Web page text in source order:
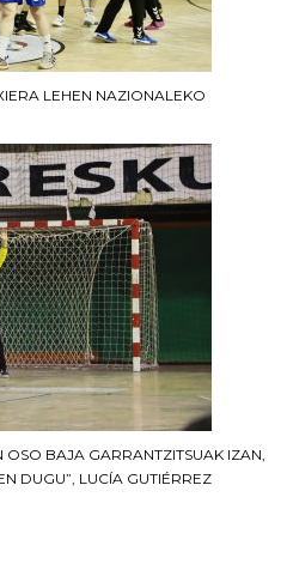
LEHEN NAZIONALEKO
BAJA GARRANTZITSUAK IZAN,
DUGU”, LUCÍA GUTIÉRREZ